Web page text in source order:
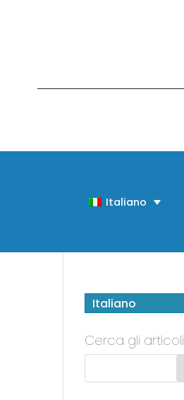
Italiano
Italiano
Cerca gli articoli